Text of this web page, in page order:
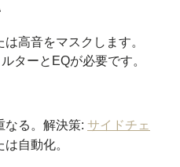
高音をマスクします。
ターとEQが必要です。
る。解決策: サイドチェ
は自動化。